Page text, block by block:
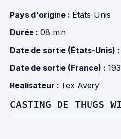
Pays d'origine : États-Unis
Durée : 08 min
Date de sortie (États-Unis) :
Date de sortie (France) :
Réalisateur : Tex Avery
CASTING DE THUGS